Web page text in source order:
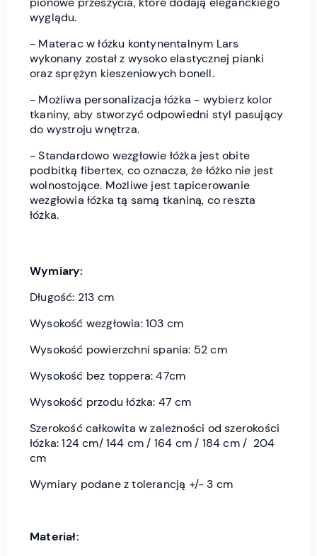
wyglądu.
- Materac w łóżku kontynentalnym Lars
wykonany został z wysoko elastycznej pianki
oraz sprężyn kieszeniowych bonell.
- Możliwa personalizacja łóżka - wybierz kolor
tkaniny, aby stworzyć odpowiedni styl pasujący
do wystroju wnętrza.
- Standardowo wezgłowie łóżka jest obite
podbitką fibertex, co oznacza, że łóżko nie jest
wolnostojące. Możliwe jest tapicerowanie
wezgłowia łóżka tą samą tkaniną, co reszta
łóżka.
Wymiary:
Długość: 213 cm
Wysokość wezgłowia: 103 cm
Wysokość powierzchni spania: 52 cm
Wysokość bez toppera: 47cm
Wysokość przodu łóżka: 47 cm
Szerokość całkowita w zależności od szerokości
łóżka: 124 cm/ 144 cm / 164 cm / 184 cm / 204
cm
Wymiary podane z tolerancją +/- 3 cm
Materiał: